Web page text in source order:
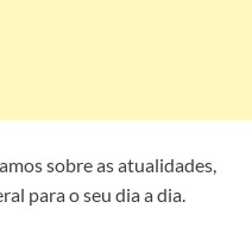
sobre as atualidades,
para o seu dia a dia.